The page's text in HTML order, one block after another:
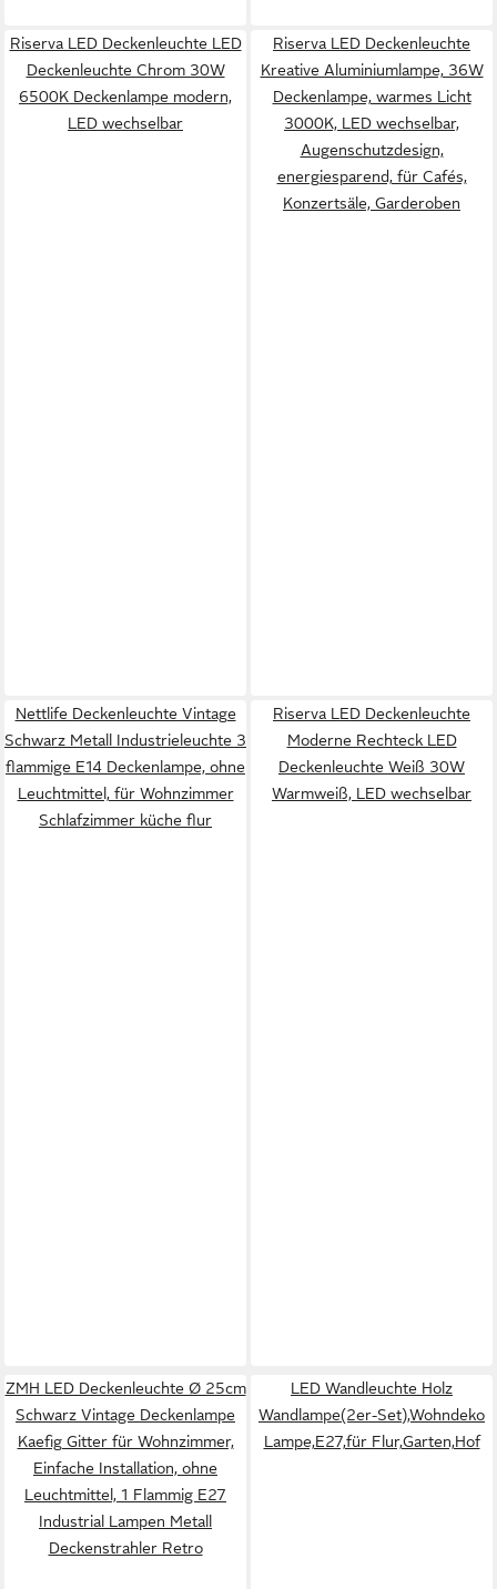
Riserva LED Deckenleuchte LED
Deckenleuchte Chrom 30W
6500K Deckenlampe modern,
LED wechselbar
Riserva LED Deckenleuchte
Kreative Aluminiumlampe, 36W
Deckenlampe, warmes Licht
3000K, LED wechselbar,
Augenschutzdesign,
energiesparend, für Cafés,
Konzertsäle, Garderoben
Nettlife Deckenleuchte Vintage
Schwarz Metall Industrieleuchte 3
flammige E14 Deckenlampe, ohne
Leuchtmittel, für Wohnzimmer
Schlafzimmer küche flur
Riserva LED Deckenleuchte
Moderne Rechteck LED
Deckenleuchte Weiß 30W
Warmweiß, LED wechselbar
ZMH LED Deckenleuchte Ø 25cm
Schwarz Vintage Deckenlampe
Kaefig Gitter für Wohnzimmer,
Einfache Installation, ohne
Leuchtmittel, 1 Flammig E27
Industrial Lampen Metall
Deckenstrahler Retro
LED Wandleuchte Holz
Wandlampe(2er-Set),Wohndeko
Lampe,E27,für Flur,Garten,Hof